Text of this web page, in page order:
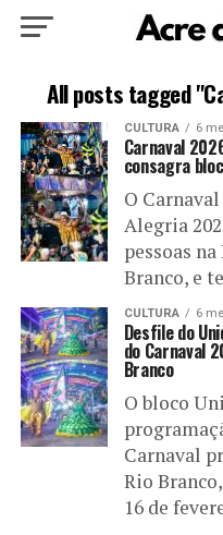
HOME POLÍTICA
EDUCAÇÃO
All posts tagged
CULTURA 6
Carnaval
consagra
O
Alegria
pessoas
Branco, e
CULTURA 6
Desfile do
do Carnaval
Branco
O bloco
Carnaval
Rio
16 de